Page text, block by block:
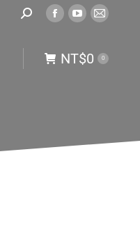
Search:
Facebook
opens
YouTube
opens
Mail
opens
NT$0 0